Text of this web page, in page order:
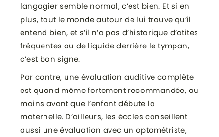
langagier semble normal, c’est bien. Et si en
plus, tout le monde autour de lui trouve qu’il
entend bien, et s’il n’a pas d’historique d’otites
fréquentes ou de liquide derrière le tympan,
c’est bon signe.
Par contre, une évaluation auditive complète
est quand même fortement recommandée, au
moins avant que l’enfant débute la
maternelle. D’ailleurs, les écoles conseillent
aussi une évaluation avec un optométriste,